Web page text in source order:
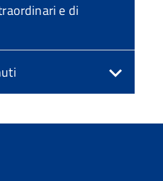
e di